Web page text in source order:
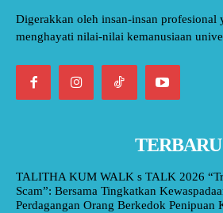
Digerakkan oleh insan-insan profesional
menghayati nilai-nilai kemanusiaan
TERBARU
TALITHA KUM WALK s TALK 2026
Scam”: Bersama Tingkatkan
Perdagangan Orang Berkedok Penipuan